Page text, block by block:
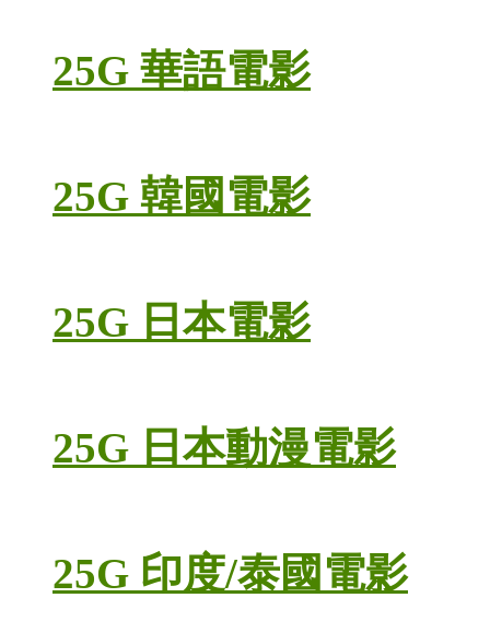
25G 華語電影
25G 韓國電影
25G 日本電影
25G 日本動漫電影
25G 印度/泰國電影